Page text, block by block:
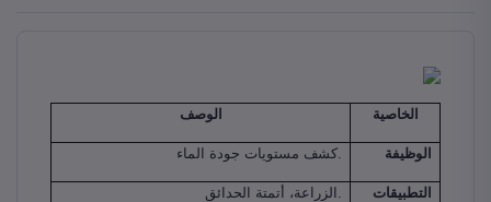
الخاصية الوصف
الوظيفة كشف مستويات جودة الماء.
التطبيقات